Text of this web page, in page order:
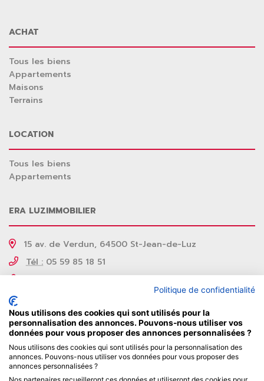
ACHAT
Tous les biens
Appartements
Maisons
Terrains
LOCATION
Tous les biens
Appartements
ERA LUZIMMOBILIER
15 av. de Verdun, 64500 St-Jean-de-Luz
Tél : 05 59 85 18 51
NOS PARTENAIRES
Politique de confidentialité
Nous utilisons des cookies qui sont utilisés pour la
personnalisation des annonces. Pouvons-nous utiliser vos
données pour vous proposer des annonces personnalisées ?
Nous utilisons des cookies qui sont utilisés pour la personnalisation des
annonces. Pouvons-nous utiliser vos données pour vous proposer des
annonces personnalisées ?